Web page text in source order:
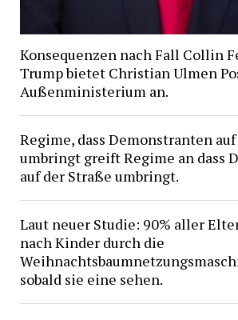
Konsequenzen nach Fall Collin
Trump bietet Christian Ulmen
Außenministerium an.
Regime, dass Demonstranten
umbringt greift Regime an dass
auf der Straße umbringt.
Laut neuer Studie: 90% aller
nach Kinder durch die
sobald sie eine sehen.